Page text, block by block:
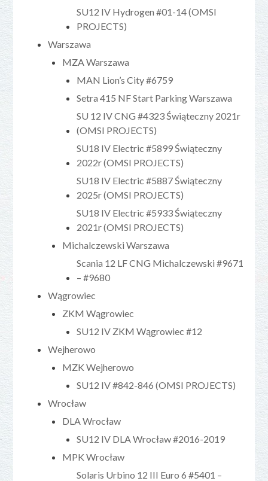
SU12 IV Hydrogen #01-14 (OMSI
PROJECTS)
Warszawa
MZA Warszawa
MAN Lion’s City #6759
Setra 415 NF Start Parking Warszawa
SU 12 IV CNG #4323 Świąteczny 2021r
(OMSI PROJECTS)
SU18 IV Electric #5899 Świąteczny
2022r (OMSI PROJECTS)
SU18 IV Electric #5887 Świąteczny
2025r (OMSI PROJECTS)
SU18 IV Electric #5933 Świąteczny
2021r (OMSI PROJECTS)
Michalczewski Warszawa
Scania 12 LF CNG Michalczewski #9671
– #9680
Wągrowiec
ZKM Wągrowiec
SU12 IV ZKM Wągrowiec #12
Wejherowo
MZK Wejherowo
SU12 IV #842-846 (OMSI PROJECTS)
Wrocław
DLA Wrocław
SU12 IV DLA Wrocław #2016-2019
MPK Wrocław
Solaris Urbino 12 III Euro 6 #5401 –